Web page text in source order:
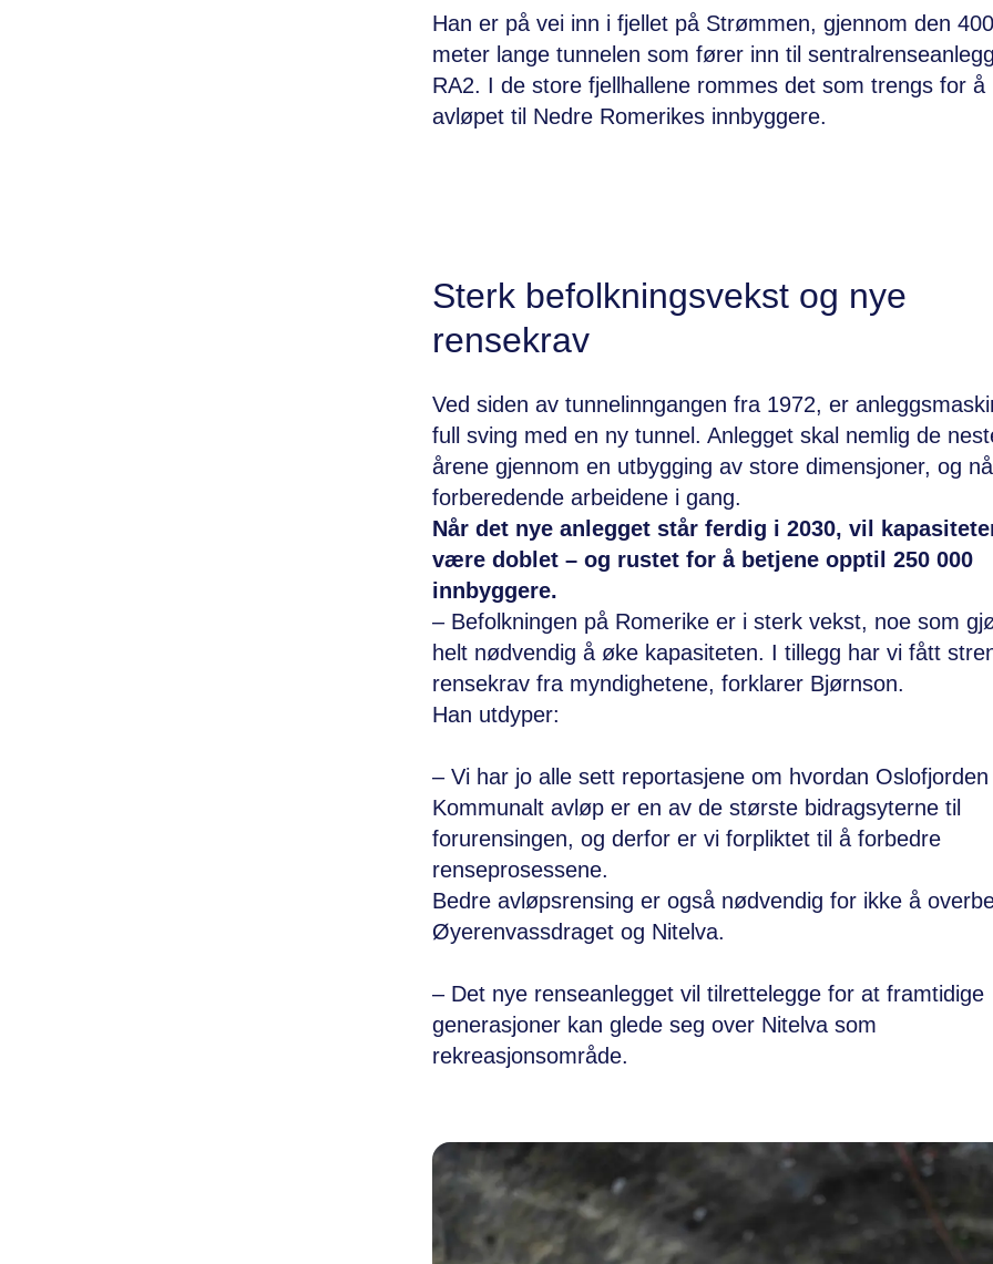
Han er på vei inn i fjellet på Strømmen, gjennom den 400
meter lange tunnelen som fører inn til
RA2. I de store fjellhallene rommes det som trengs for å
avløpet til Nedre Romerikes innbyggere.
Sterk befolkningsvekst og nye
rensekrav
Ved siden av tunnelinngangen fra 1972, er
full sving med en ny tunnel. Anlegget skal nemlig de
årene gjennom en utbygging av store dimensjoner, og
forberedende arbeidene i gang.
Når det nye anlegget står ferdig i 2030, vil
være doblet – og rustet for å betjene opptil 250 000
innbyggere.
– Befolkningen på Romerike er i sterk vekst, noe som
helt nødvendig å øke kapasiteten. I tillegg har vi fått
rensekrav fra myndighetene, forklarer Bjørnson.
Han utdyper:
– Vi har jo alle sett reportasjene om hvordan
Kommunalt avløp er en av de største bidragsyterne til
forurensingen, og derfor er vi forpliktet til å forbedre
renseprosessene.
Bedre avløpsrensing er også nødvendig for ikke å
Øyerenvassdraget og Nitelva.
– Det nye renseanlegget vil tilrettelegge for at framtidige
generasjoner kan glede seg over Nitelva som
rekreasjonsområde.